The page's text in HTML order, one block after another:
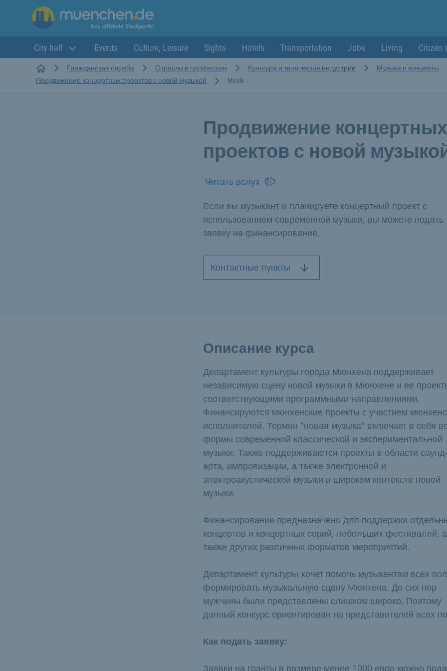
City hall Events Culture, Leisure Sights Hotels Transportation Jobs Living Citizen
StartseiteГражданская служба Отрасли и профессии Культура и творческие индустрии
Музыка и концерты
Продвижение концертных проектов с новой музыкой
Musik
Продвижение концертных
проектов с новой
Читать вслух
Если вы музыкант и планируете концертный проект с
использованием современной музыки, вы можете подать
заявку на финансирование.
Контактные пункты
Описание курса
Департамент культуры города Мюнхена поддерживает
независимую сцену новой музыки в Мюнхене и ее
соответствующими программными направлениями.
Финансируются мюнхенские проекты с участием
исполнителей. Термин "новая музыка" включает в себя
формы современной классической и экспериментальной
музыки. Также поддерживаются проекты в области
арта, импровизации, а также электронной и
электроакустической музыки в широком контексте новой
музыки.
Финансирование предназначено для поддержки
концертов и концертных серий, небольших фестивалей, а
также других различных форматов мероприятий.
Департамент культуры хочет помочь музыкантам всех
формировать музыкальную сцену Мюнхена. До сих пор
мужчины были представлены слишком широко. Поэтому
данный конкурс ориентирован на представителей всех
Как подать заявку:
Заявки на гранты в размере менее 1000 евро можно